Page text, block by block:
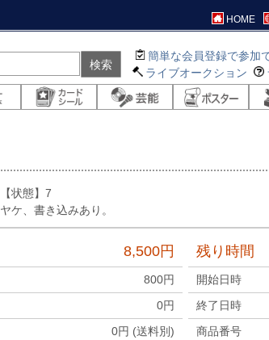
HOME
簡単な会員登録で参加
ライブオークション
【状態】7
ヤケ、書き込みあり。
8,500円
800円
0円
0円 (送料別)
残り時間
開始日時
終了日時
商品番号